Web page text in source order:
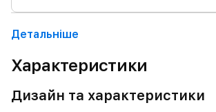
Детальнiше
Характеристики
Дизайн та характеристики